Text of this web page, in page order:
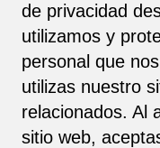
de privacidad
utilizamos y
personal que
utilizas nuestro
relacionados. Al
sitio web,